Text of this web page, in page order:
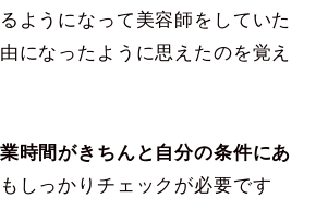
ようになって美容師をしていた
になったように思えたのを覚え
時間がきちんと自分の条件にあ
もしっかりチェックが必要です